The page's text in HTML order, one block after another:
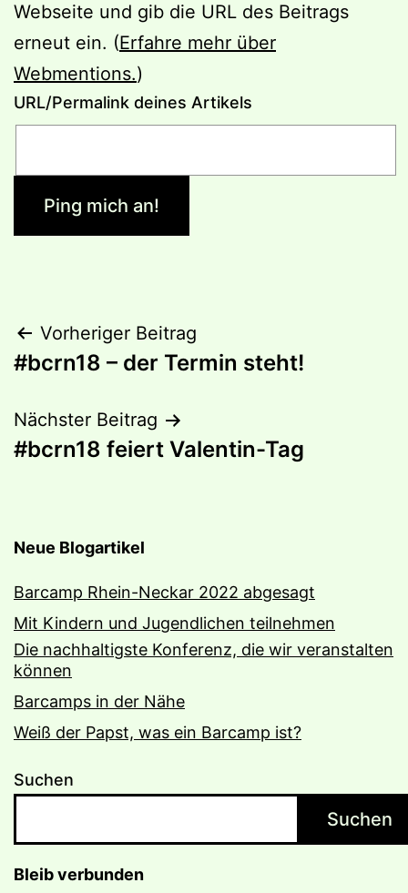
Webseite und gib die URL des Beitrags
erneut ein. (Erfahre mehr über
Webmentions.)
URL/Permalink deines Artikels
Beitragsnavigation
Vorheriger Beitrag
#bcrn18 – der Termin steht!
Nächster Beitrag
#bcrn18 feiert Valentin-Tag
Neue Blogartikel
Barcamp Rhein-Neckar 2022 abgesagt
Mit Kindern und Jugendlichen teilnehmen
Die nachhaltigste Konferenz, die wir veranstalten
können
Barcamps in der Nähe
Weiß der Papst, was ein Barcamp ist?
Suchen
Suchen
Bleib verbunden